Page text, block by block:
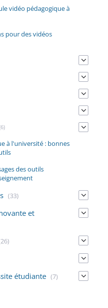
vidéo pédagogique à
pour des vidéos
à l'université : bonnes
des outils
(33)
et
étudiante (7)